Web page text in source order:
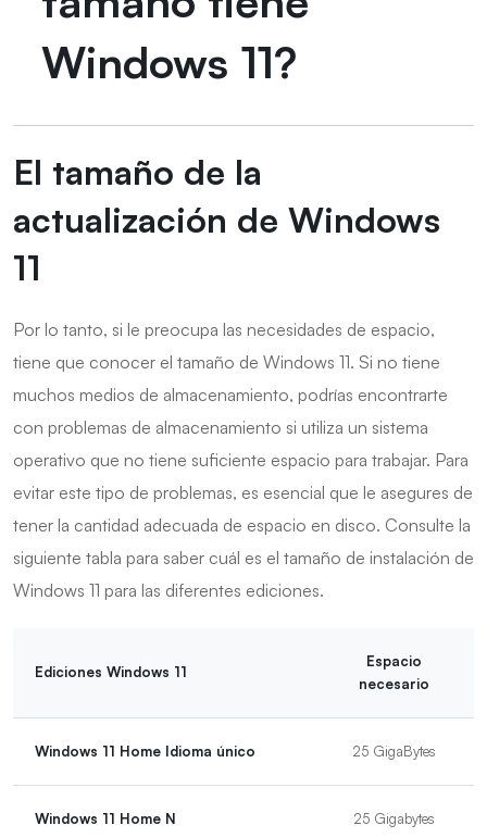
Windows 11?
El tamaño de la
actualización de Windows
11
Por lo tanto, si le preocupa las necesidades de espacio,
tiene que conocer el tamaño de Windows 11. Si no tiene
muchos medios de almacenamiento, podrías encontrarte
con problemas de almacenamiento si utiliza un sistema
operativo que no tiene suficiente espacio para trabajar. Para
evitar este tipo de problemas, es esencial que le asegures de
tener la cantidad adecuada de espacio en disco. Consulte la
siguiente tabla para saber cuál es el tamaño de instalación de
Windows 11 para las diferentes ediciones.
Ediciones Windows 11
Espacio
necesario
Windows 11 Home Idioma único 25 GigaBytes
Windows 11 Home N 25 Gigabytes